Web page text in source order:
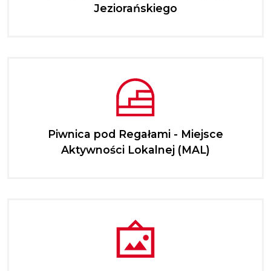
Jeziorańskiego
Piwnica pod Regałami - Miejsce
Aktywności Lokalnej (MAL)